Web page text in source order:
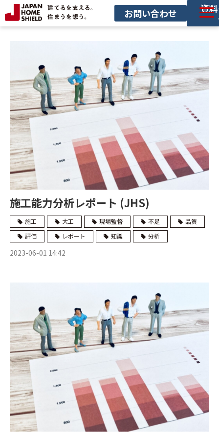
お問い合わせ 資
セミナー
お役立ち情報
施工能力分析レポート (JHS)
施工 大工 現場監督 不足
品質
評価
レポート 知識 分析
2023-06-01 14:42